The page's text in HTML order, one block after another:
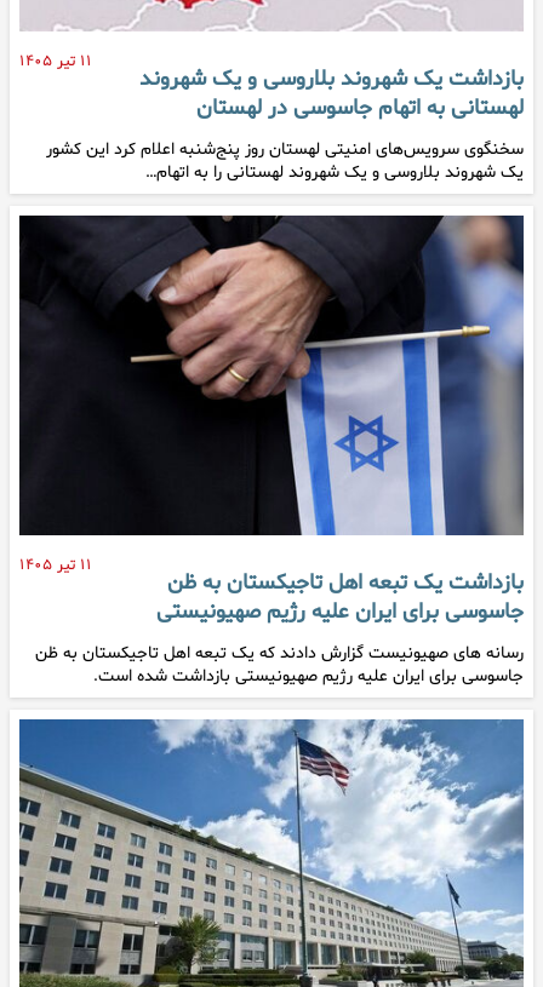
۱۱ تیر ۱۴۰۵
بازداشت یک شهروند بلاروسی و یک شهروند
لهستانی به اتهام جاسوسی در لهستان
سخنگوی سرویس‌های امنیتی لهستان روز پنج‌شنبه اعلام کرد این کشور
یک شهروند بلاروسی و یک شهروند لهستانی را به اتهام…
۱۱ تیر ۱۴۰۵
بازداشت یک تبعه اهل تاجیکستان به ظن
جاسوسی برای ایران علیه رژیم صهیونیستی
رسانه های صهیونیست گزارش دادند که یک تبعه اهل تاجیکستان به ظن
جاسوسی برای ایران علیه رژیم صهیونیستی بازداشت شده است.